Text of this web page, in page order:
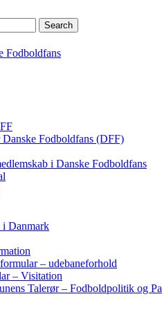
Search
Fodboldfans (DFF)
i Danske Fodboldfans
Danmark
– udebaneforhold
– Visitation
Talerør – Fodboldpolitik og